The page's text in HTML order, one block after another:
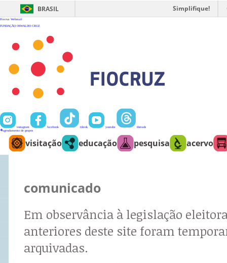
BRASIL Simplifique!
Fiocruz Webmail
FUNDAÇÃO OSWALDO CRUZ
instagram facebook tiktok youtube
threads
agendamento de grupos
visitação educação pesquisa acervo
comunicado
Em observância à legislação
anteriores deste site foram
arquivadas.